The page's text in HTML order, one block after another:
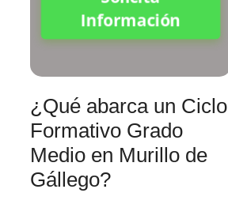
Información
¿Qué abarca un Ciclo
Formativo Grado
Medio en Murillo de
Gállego?